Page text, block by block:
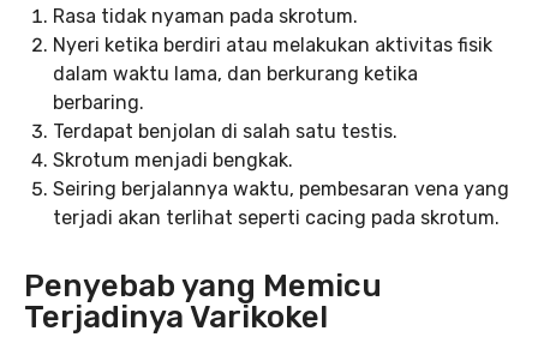
Rasa tidak nyaman pada skrotum.
Nyeri ketika berdiri atau melakukan aktivitas fisik
dalam waktu lama, dan berkurang ketika
berbaring.
Terdapat benjolan di salah satu testis.
Skrotum menjadi bengkak.
Seiring berjalannya waktu, pembesaran vena yang
terjadi akan terlihat seperti cacing pada skrotum.
Penyebab yang Memicu
Terjadinya Varikokel